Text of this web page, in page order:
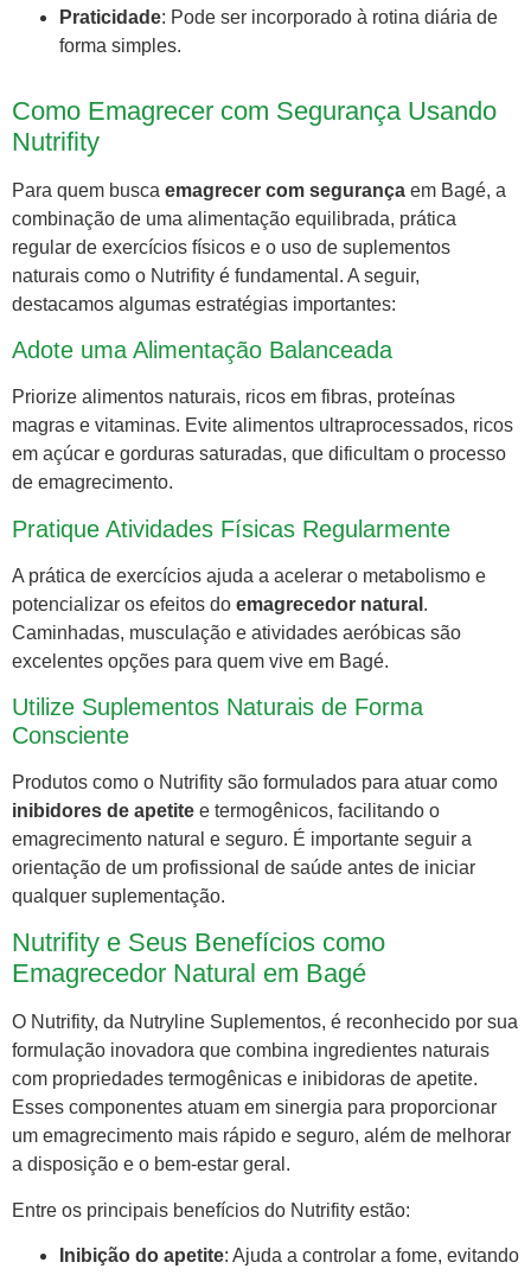
Praticidade: Pode ser incorporado à rotina diária de
forma simples.
Como Emagrecer com Segurança Usando
Nutrifity
Para quem busca emagrecer com segurança em Bagé, a
combinação de uma alimentação equilibrada, prática
regular de exercícios físicos e o uso de suplementos
naturais como o Nutrifity é fundamental. A seguir,
destacamos algumas estratégias importantes:
Adote uma Alimentação Balanceada
Priorize alimentos naturais, ricos em fibras, proteínas
magras e vitaminas. Evite alimentos ultraprocessados, ricos
em açúcar e gorduras saturadas, que dificultam o processo
de emagrecimento.
Pratique Atividades Físicas Regularmente
A prática de exercícios ajuda a acelerar o metabolismo e
potencializar os efeitos do emagrecedor natural .
Caminhadas, musculação e atividades aeróbicas são
excelentes opções para quem vive em Bagé.
Utilize Suplementos Naturais de Forma
Consciente
Produtos como o Nutrifity são formulados para atuar como
inibidores de apetite e termogênicos, facilitando o
emagrecimento natural e seguro. É importante seguir a
orientação de um profissional de saúde antes de iniciar
qualquer suplementação.
Nutrifity e Seus Benefícios como
Emagrecedor Natural em Bagé
O Nutrifity, da Nutryline Suplementos, é reconhecido por sua
formulação inovadora que combina ingredientes naturais
com propriedades termogênicas e inibidoras de apetite.
Esses componentes atuam em sinergia para proporcionar
um emagrecimento mais rápido e seguro, além de melhorar
a disposição e o bem-estar geral.
Entre os principais benefícios do Nutrifity estão:
Inibição do apetite: Ajuda a controlar a fome, evitando